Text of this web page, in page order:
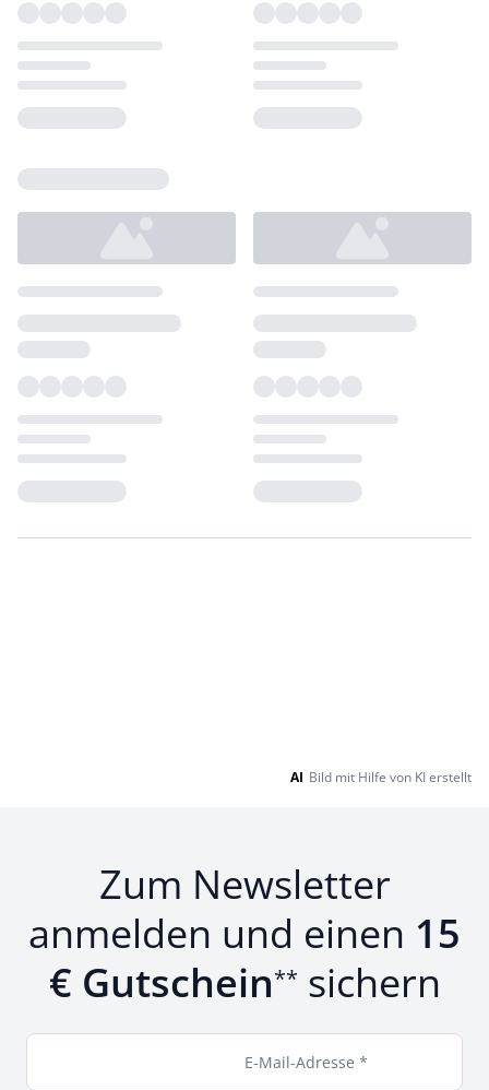
AI Bild mit Hilfe von KI erstellt
Zum Newsletter
anmelden und einen 15
€ Gutschein** sichern
E-Mail-Adresse *